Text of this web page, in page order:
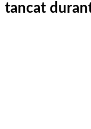
tancat